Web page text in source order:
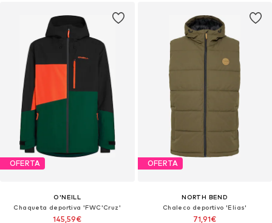
OFERTA
O'NEILL
Chaqueta deportiva 'FWC'Cruz'
145,59€
OFERTA
NORTH BEND
Chaleco deportivo 'Elias'
71,91€